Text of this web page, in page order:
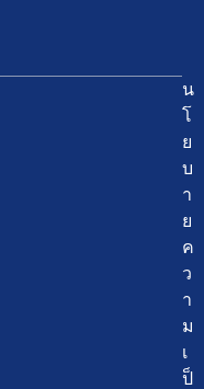
น
โ
ย
บ
า
ย
ค
ว
า
ม
เ
ป็